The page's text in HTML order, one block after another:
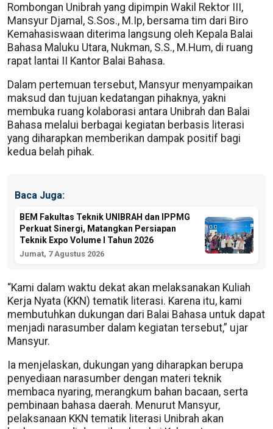
Rombongan Unibrah yang dipimpin Wakil Rektor III,
Mansyur Djamal, S.Sos., M.Ip, bersama tim dari Biro
Kemahasiswaan diterima langsung oleh Kepala Balai
Bahasa Maluku Utara, Nukman, S.S., M.Hum, di ruang
rapat lantai II Kantor Balai Bahasa.
Dalam pertemuan tersebut, Mansyur menyampaikan
maksud dan tujuan kedatangan pihaknya, yakni
membuka ruang kolaborasi antara Unibrah dan Balai
Bahasa melalui berbagai kegiatan berbasis literasi
yang diharapkan memberikan dampak positif bagi
kedua belah pihak.
Baca Juga:
BEM Fakultas Teknik UNIBRAH dan IPPMG
Perkuat Sinergi, Matangkan Persiapan
Teknik Expo Volume I Tahun 2026
Jumat, 7 Agustus 2026
“Kami dalam waktu dekat akan melaksanakan Kuliah
Kerja Nyata (KKN) tematik literasi. Karena itu, kami
membutuhkan dukungan dari Balai Bahasa untuk dapat
menjadi narasumber dalam kegiatan tersebut,” ujar
Mansyur.
Ia menjelaskan, dukungan yang diharapkan berupa
penyediaan narasumber dengan materi teknik
membaca nyaring, merangkum bahan bacaan, serta
pembinaan bahasa daerah. Menurut Mansyur,
pelaksanaan KKN tematik literasi Unibrah akan